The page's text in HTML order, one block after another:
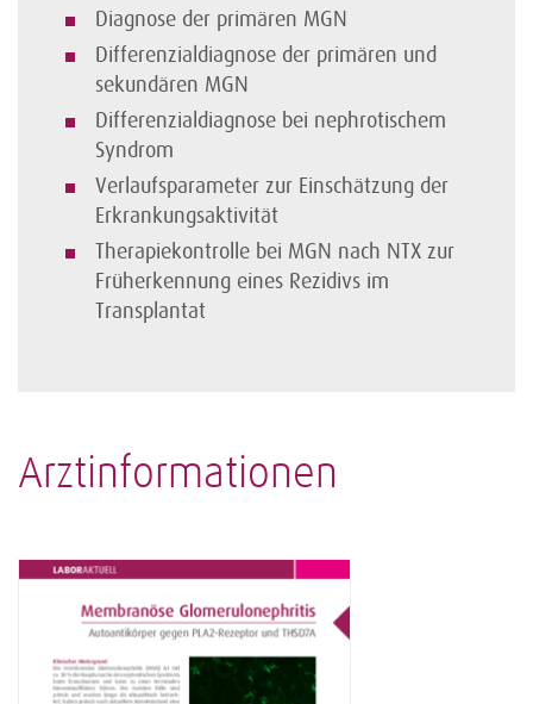
Diagnose der primären MGN
Differenzialdiagnose der primären und
sekundären MGN
Differenzialdiagnose bei nephrotischem
Syndrom
Verlaufsparameter zur Einschätzung der
Erkrankungsaktivität
Therapiekontrolle bei MGN nach NTX zur
Früherkennung eines Rezidivs im
Transplantat
Arztinformationen